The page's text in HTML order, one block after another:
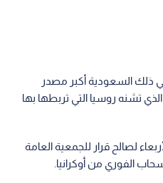
ذلك السعودية أكبر مصدر
تشنه روسيا التي تربطها بها
لصالح قرار للجمعية العامة
الفوري من أوكرانيا.